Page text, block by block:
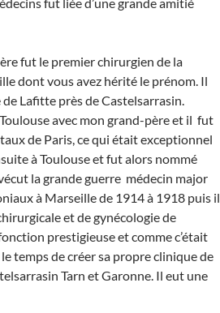
fut le premier chirurgien de la
dont vous avez hérité le prénom. Il
Lafitte près de Castelsarrasin.
avec mon grand-père et il fut
de Paris, ce qui était exceptionnel
à Toulouse et fut alors nommé
la grande guerre médecin major
à Marseille de 1914 à 1918 puis il
et de gynécologie de
prestigieuse et comme c’était
temps de créer sa propre clinique de
Tarn et Garonne. Il eut une